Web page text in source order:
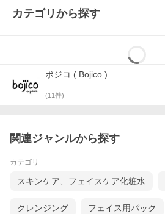
カテゴリから探す
ボジコ ( Bojico )
(11件)
関連ジャンルから探す
カテゴリ
スキンケア、フェイスケア化粧水
クレンジング フェイス用パック